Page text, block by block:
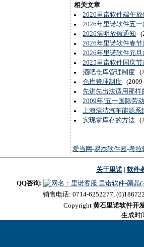
相关文章
2026里诺软件端午
2026年里诺软件五
2026清明放假通知
2026年里诺软件春
2026年里诺软件元
2025里诺软件国庆
酒吧仓库管理制度
仓库管理制度
先进先出法适用那样
2009年‘五一国际劳
上海清洁汽车能源系
实现零库存的方法
爱当网 -易杰软件园 -考拉
关于里诺| 软件
QQ咨询:
里诺软件-颜晶
销售电话: 0714-6252277,
Copyright 黄石里诺软件开
生成时